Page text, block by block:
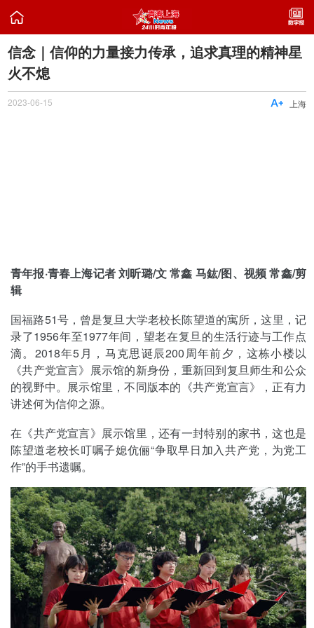

信念｜信仰的力量接力传承，追求真理的精神星
火不熄
2023-06-15 上海

青年报·青春上海记者 刘昕璐/文 常鑫 马鈜/图、视频 常鑫/剪
辑
国福路51号，曾是复旦大学老校长陈望道的寓所，这里，记
录了1956年至1977年间，望老在复旦的生活行迹与工作点
滴。2018年5月，马克思诞辰200周年前夕，这栋小楼以
《共产党宣言》展示馆的新身份，重新回到复旦师生和公众
的视野中。展示馆里，不同版本的《共产党宣言》，正有力
讲述何为信仰之源。
在《共产党宣言》展示馆里，还有一封特别的家书，这也是
陈望道老校长叮嘱子媳伉俪“争取早日加入共产党，为党工
作”的手书遗嘱。